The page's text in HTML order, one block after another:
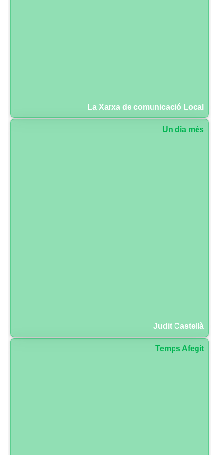
La Xarxa de comunicació Local
Un dia més
Judit Castellà
Temps Afegit